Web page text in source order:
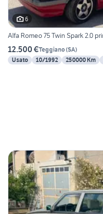
6
Alfa Romeo 75 Twin Spark 2.0
12.500 €Teggiano(SA)
Usato
10/1992 250000 Km